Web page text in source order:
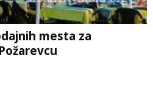
mesta za